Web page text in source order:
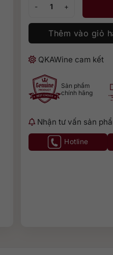
Thêm vào giỏ
QKAWine cam kết
Sản phẩm
chính hãng
Nhận tư vấn sản
Hotline